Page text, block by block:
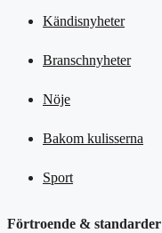
Kändisnyheter
Branschnyheter
Nöje
Bakom kulisserna
Sport
Förtroende & standarder